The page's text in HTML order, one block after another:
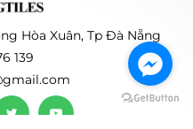
Hòa Xuân, Tp Đà Nẵng
139